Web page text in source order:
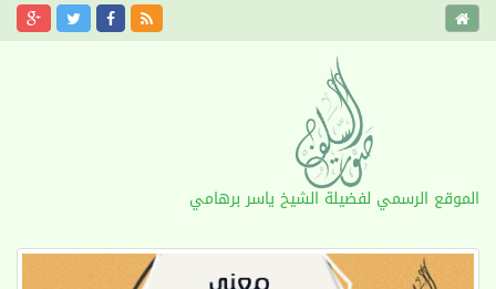
الموقع الرسمي لفضيلة الشيخ ياسر برهامي